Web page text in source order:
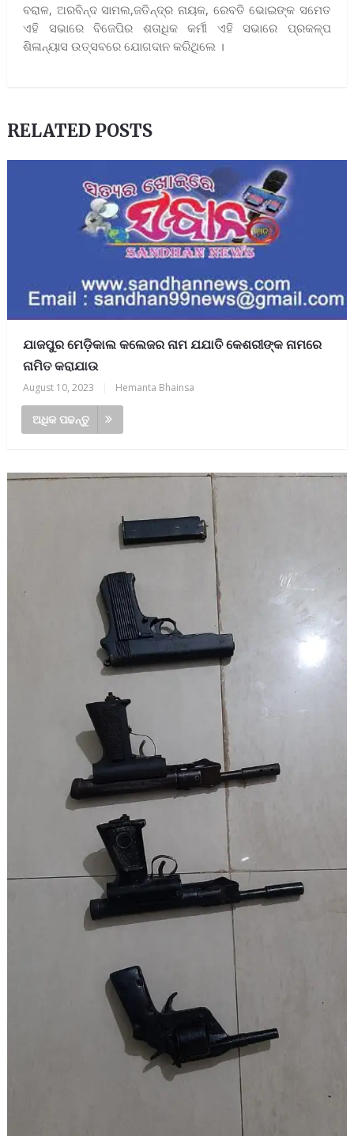
ବରାଳ, ଅରବିନ୍ଦ ସାମଲ,ଜତିନ୍ଦ୍ର ନାୟକ, ରେବତି ଭୋଇଙ୍କ ସମେତ
ଏହି ସଭାରେ ବିଜେପିର ଶତାଧିକ କର୍ମୀ ଏହି ସଭାରେ ପ୍ରକଳ୍ପ
ଶିଳାନ୍ୟାସ ଉତ୍ସବରେ ଯୋଗଦାନ କରିଥିଲେ ।
RELATED POSTS
ଯାଜପୁର ମେଡ଼ିକାଲ କଲେଜର ନାମ ଯଯାତି କେଶରୀଙ୍କ ନାମରେ
ନାମିତ କରାଯାଉ
August 10, 2023 Hemanta Bhainsa
ଅଧିକ ପଢନ୍ତୁ